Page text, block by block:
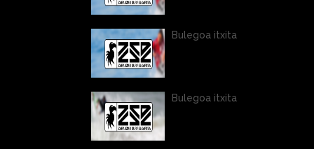
Bulegoa itxita
Bulegoa itxita